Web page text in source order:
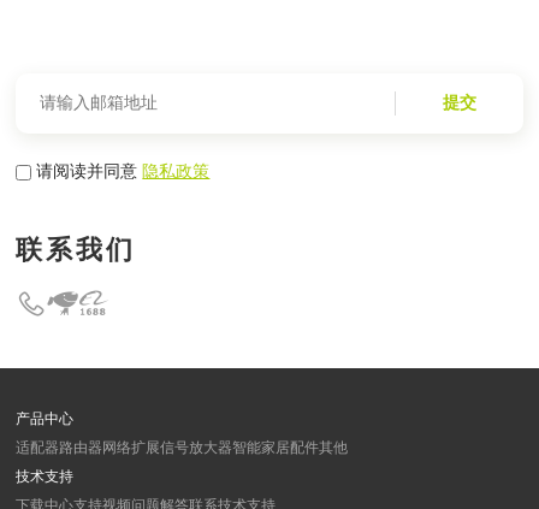
提交
请阅读并同意隐私政策
联系我们
产品中心
适配器路由器 网络扩展信号放大器智能家居配件其他
技术支持
下载中心支持视频问题解答联系技术支持